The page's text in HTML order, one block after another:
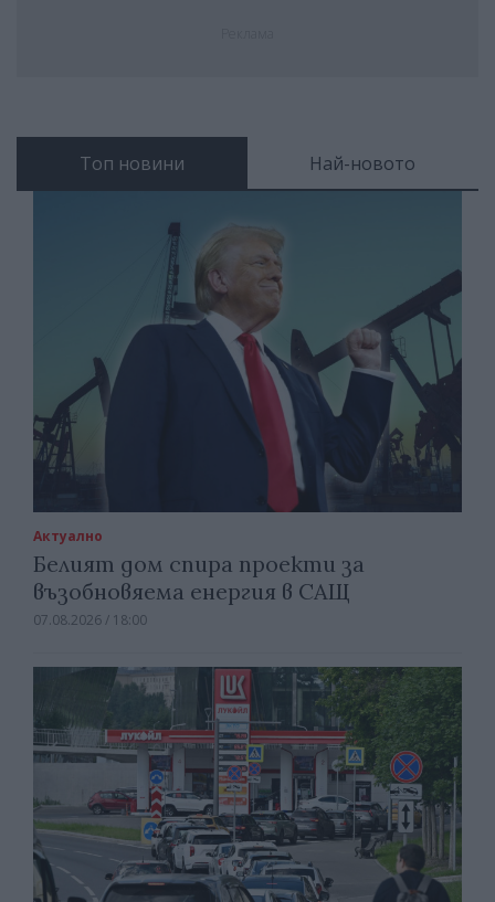
Топ новини Най-новото
Актуално
Белият дом спира проекти за
възобновяема енергия в САЩ
07.08.2026 / 18:00